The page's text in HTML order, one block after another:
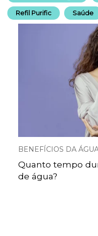
Refil Purific Saúde
BENEFÍCIOS DA
Quanto tempo
de água?